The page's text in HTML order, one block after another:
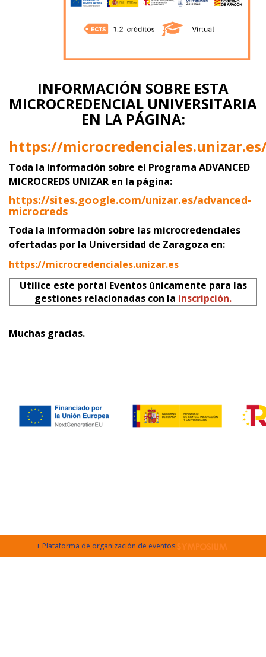
INFORMACIÓN SOBRE ESTA
MICROCREDENCIAL UNIVERSITARIA
EN LA PÁGINA:
https://
Toda la información sobre el Programa ADVANCED
MICROCREDS UNIZAR en la página:
https://sites.google.com/unizar.es/advanced-
microcreds
Toda la información sobre las microcredenciales
ofertadas por la Universidad de Zaragoza en:
https://microcredenciales.unizar.es
Utilice este portal Eventos únicamente para las
gestiones relacionadas con la inscripción.
Muchas gracias.
+ Plataforma de organización de eventos